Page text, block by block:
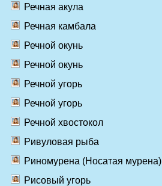
Речная акула
Речная камбала
Речной окунь
Речной окунь
Речной угорь
Речной угорь
Речной хвостокол
Ривуловая рыба
Риномурена (Носатая мурена)
Рисовый угорь